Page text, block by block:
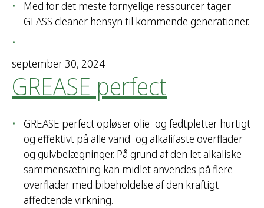
Med for det meste fornyelige ressourcer tager
GLASS cleaner hensyn til kommende generationer.
september 30, 2024
GREASE perfect
GREASE perfect opløser olie- og fedtpletter hurtigt
og effektivt på alle vand- og alkalifaste overflader
og gulvbelægninger. På grund af den let alkaliske
sammensætning kan midlet anvendes på flere
overflader med bibeholdelse af den kraftigt
affedtende virkning.